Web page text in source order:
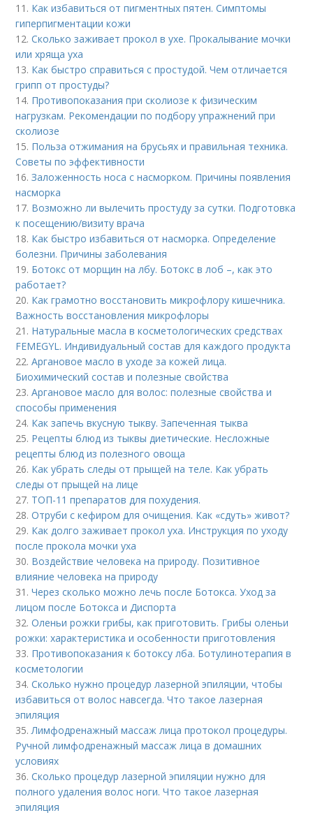
11. Как избавиться от пигментных пятен. Симптомы
гиперпигментации кожи
12.Сколько заживает прокол в ухе. Прокалывание мочки
или хряща уха
13. Как быстро справиться с простудой. Чем отличается
грипп от простуды?
14. Противопоказания при сколиозе к физическим
нагрузкам. Рекомендации по подбору упражнений при
сколиозе
15. Польза отжимания на брусьях и правильная техника.
Советы по эффективности
16.Заложенность носа с насморком. Причины появления
насморка
17. Возможно ли вылечить простуду за сутки. Подготовка
к посещению/визиту врача
18. Как быстро избавиться от насморка. Определение
болезни. Причины заболевания
19. Ботокс от морщин на лбу. Ботокс в лоб –, как это
работает?
20. Как грамотно восстановить микрофлору кишечника.
Важность восстановления микрофлоры
21. Натуральные масла в косметологических средствах
FEMEGYL. Индивидуальный состав для каждого продукта
22.Аргановое масло в уходе за кожей лица.
Биохимический состав и полезные свойства
23.Аргановое масло для волос: полезные свойства и
способы применения
24. Как запечь вкусную тыкву. Запеченная тыква
25. Рецепты блюд из тыквы диетические. Несложные
рецепты блюд из полезного овоща
26. Как убрать следы от прыщей на теле. Как убрать
следы от прыщей на лице
27. ТОП-11 препаратов для похудения.
28.Отруби с кефиром для очищения. Как «сдуть» живот?
29. Как долго заживает прокол уха. Инструкция по уходу
после прокола мочки уха
30. Воздействие человека на природу. Позитивное
влияние человека на природу
31.Через сколько можно лечь после Ботокса. Уход за
лицом после Ботокса и Диспорта
32.Оленьи рожки грибы, как приготовить. Грибы оленьи
рожки: характеристика и особенности приготовления
33. Противопоказания к ботоксу лба. Ботулинотерапия в
косметологии
34.Сколько нужно процедур лазерной эпиляции, чтобы
избавиться от волос навсегда. Что такое лазерная
эпиляция
35.Лимфодренажный массаж лица протокол процедуры.
Ручной лимфодренажный массаж лица в домашних
условиях
36.Сколько процедур лазерной эпиляции нужно для
полного удаления волос ноги. Что такое лазерная
эпиляция